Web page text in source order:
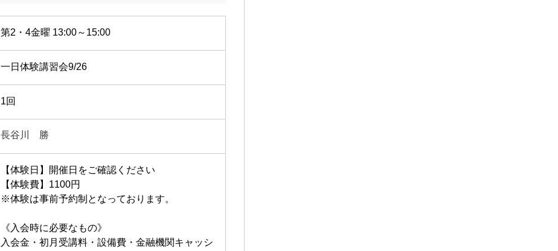
第2・4金曜 13:00～15:00
一日体験講習会9/26
1回
長谷川 勝
【体験日】開催日をご確認ください
【体験費】1100円
※体験は事前予約制となっております。
《入会時に必要なもの》
入会金・初月受講料・設備費・金融機関キャッシ